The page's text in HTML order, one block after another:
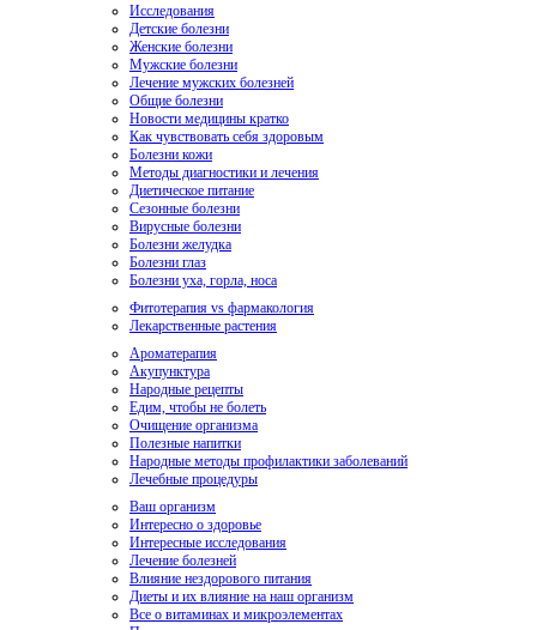
Исследования
Детские болезни
Женские болезни
Мужские болезни
Лечение мужских болезней
Общие болезни
Новости медицины кратко
Как чувствовать себя здоровым
Болезни кожи
Методы диагностики и лечения
Диетическое питание
Сезонные болезни
Вирусные болезни
Болезни желудка
Болезни глаз
Болезни уха, горла, носа
Фитотерапия vs фармакология
Лекарственные растения
Ароматерапия
Акупунктура
Народные рецепты
Едим, чтобы не болеть
Очищение организма
Полезные напитки
Народные методы профилактики заболеваний
Лечебные процедуры
Ваш организм
Интересно о здоровье
Интересные исследования
Лечение болезней
Влияние нездорового питания
Диеты и их влияние на наш организм
Все о витаминах и микроэлементах